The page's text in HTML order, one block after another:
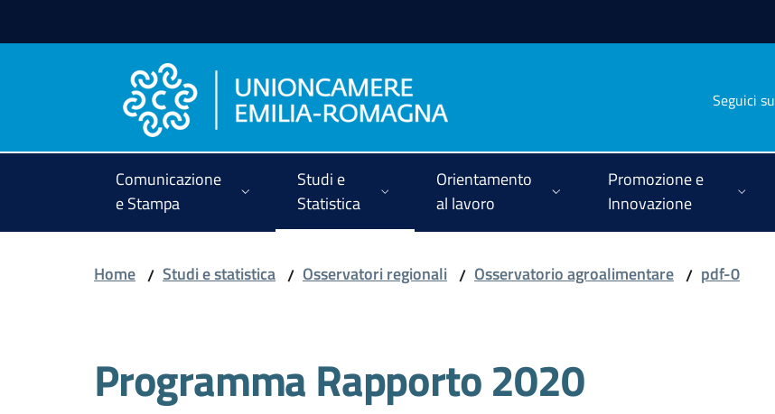
Seguici su
Comunicazione
e Stampa
Studi e
Statistica
Orientamento
al lavoro
Promozione e
Innovazione
Home / Studi e statistica / Osservatori regionali / Osservatorio agroalimentare / pdf-0
Programma Rapporto 2020